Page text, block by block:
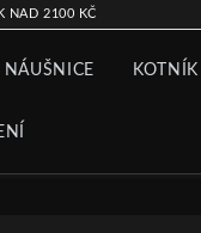
NAD 2100 KČ
NÁUŠNICE